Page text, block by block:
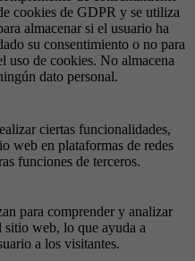
cookies de GDPR y se utiliza
almacenar si el usuario ha
su consentimiento o no para
uso de cookies. No almacena
dato personal.
ciertas funcionalidades,
web en plataformas de redes
funciones de terceros.
para comprender y analizar
web, lo que ayuda a
a los visitantes.